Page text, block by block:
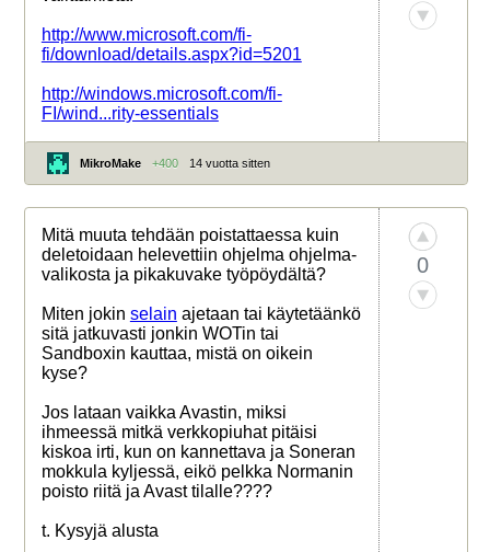
http://www.microsoft.com/fi-
fi/download/details.aspx?id=5201
http://windows.microsoft.com/fi-
FI/wind...rity-essentials
MikroMake +400 14 vuotta sitten
Mitä muuta tehdään poistattaessa kuin
deletoidaan helevettiin ohjelma ohjelma-
valikosta ja pikakuvake työpöydältä?
Miten jokin selain ajetaan tai käytetäänkö
sitä jatkuvasti jonkin WOTin tai
Sandboxin kauttaa, mistä on oikein
kyse?
Jos lataan vaikka Avastin, miksi
ihmeessä mitkä verkkopiuhat pitäisi
kiskoa irti, kun on kannettava ja Soneran
mokkula kyljessä, eikö pelkka Normanin
poisto riitä ja Avast tilalle????
t. Kysyjä alusta
0